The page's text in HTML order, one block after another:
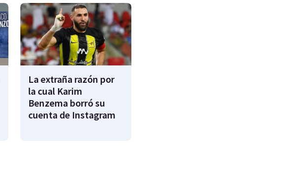
La extraña razón por
la cual Karim
Benzema borró su
cuenta de Instagram